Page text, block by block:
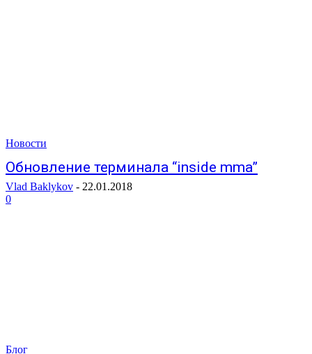
Новости
Обновление терминала “inside mma”
Vlad Baklykov - 22.01.2018
0
Блог